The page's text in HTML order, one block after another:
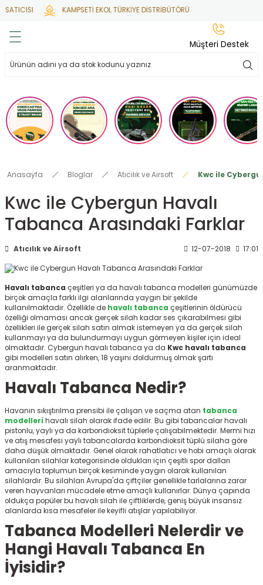
KAMPSETİ EKOL TÜRKİYE DİSTRİBÜTÖRÜ
Geri Dön
Mermisi
Geri Dön
Geri Dön
Geri Dön
Geri Dön
Anasayfa Bloglar Atıcılık ve Airsoft Kwc ile
Kwc ile Cybergun Havalı
Tabanca Arasındaki Farklar
Atıcılık ve Airsoft 12-07-2018 17:01
Havalı tabanca çeşitleri ya da havalı tabanca modelleri günümüzde
birçok amaçla farklı ilgi alanlarında yaygın bir şekilde
kullanılmaktadır. Özellikle de havalı tabanca çeşitlerinin öldürücü
özelliği olmaması ancak gerçek silah kadar ses çıkarabilmesi gibi
özellikleri ile gerçek silah satın almak istemeyen ya da gerçek silah
kullanmayı ya da bulundurmayı uygun görmeyen kişiler için ideal
olmaktadır. Cybergun havalı tabanca ya da Kwc havalı tabanca
gibi modelleri satın alırken, 18 yaşını doldurmuş olmak şartı
aranmaktadır.
Havalı Tabanca Nedir?
Havanın sıkıştırılma prensibi ile çalışan ve saçma atan tabanca
modelleri havalı silah olarak ifade edilir. Bu gibi tabancalar havalı
pistonlu, yaylı ya da karbondioksit tüplerle çalışabilmektedir. Mermi hızı
ve atış mesafesi yaylı tabancalarda karbondioksit tüplü silaha göre
daha düşük olmaktadır. Genel olarak rahatlatıcı ve hobi amaçlı olarak
kullanılan silahlar kategorisinde oldukları için çeşitli spor dalları
amacıyla toplumun birçok kesiminde yaygın olarak kullanılan
silahlardır. Bu silahları Avrupa'da çiftçiler genellikle tarlalarına zarar
veren hayvanları mücadele etme amaçlı kullanırlar. Dünya çapında
oldukça popüler bu havalı silah ile çiftliklerde, geniş büyük insansız
alanlarda kısa mesafeler ile keyifli atışlar yapılabiliyor.
Tabanca Modelleri Nelerdir ve
Hangi Havalı Tabanca En
İyisidir?